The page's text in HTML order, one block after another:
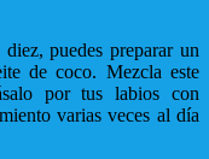
puedes preparar un
de coco. Mezcla este
por tus labios con
varias veces al día